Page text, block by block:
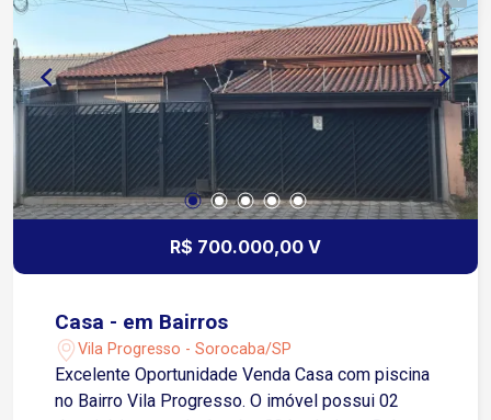
R$ 700.000,00 V
Casa - em Bairros
Vila Progresso - Sorocaba/SP
Excelente Oportunidade Venda Casa com piscina
no Bairro Vila Progresso. O imóvel possui 02